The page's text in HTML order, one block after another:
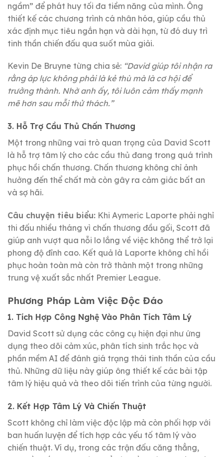
ngầm” để phát huy tối đa tiềm năng của mình. Ông
thiết kế các chương trình cá nhân hóa, giúp cầu thủ
xác định mục tiêu ngắn hạn và dài hạn, từ đó duy trì
tinh thần chiến đấu qua suốt mùa giải.
Kevin De Bruyne từng chia sẻ: “David giúp tôi nhận ra
rằng áp lực không phải là kẻ thù mà là cơ hội để
trưởng thành. Nhờ anh ấy, tôi luôn cảm thấy mạnh
mẽ hơn sau mỗi thử thách.”
3. Hỗ Trợ Cầu Thủ Chấn Thương
Một trong những vai trò quan trọng của David Scott
là hỗ trợ tâm lý cho các cầu thủ đang trong quá trình
phục hồi chấn thương. Chấn thương không chỉ ảnh
hưởng đến thể chất mà còn gây ra cảm giác bất an
và sợ hãi.
Câu chuyện tiêu biểu: Khi Aymeric Laporte phải nghỉ
thi đấu nhiều tháng vì chấn thương đầu gối, Scott đã
giúp anh vượt qua nỗi lo lắng về việc không thể trở lại
phong độ đỉnh cao. Kết quả là Laporte không chỉ hồi
phục hoàn toàn mà còn trở thành một trong những
trung vệ xuất sắc nhất Premier League.
Phương Pháp Làm Việc Độc Đáo
1. Tích Hợp Công Nghệ Vào Phân Tích Tâm Lý
David Scott sử dụng các công cụ hiện đại như ứng
dụng theo dõi cảm xúc, phân tích sinh trắc học và
phần mềm AI để đánh giá trạng thái tinh thần của cầu
thủ. Những dữ liệu này giúp ông thiết kế các bài tập
tâm lý hiệu quả và theo dõi tiến trình của từng người.
2. Kết Hợp Tâm Lý Và Chiến Thuật
Scott không chỉ làm việc độc lập mà còn phối hợp với
ban huấn luyện để tích hợp các yếu tố tâm lý vào
chiến thuật. Ví dụ, trong các trận đấu căng thẳng,